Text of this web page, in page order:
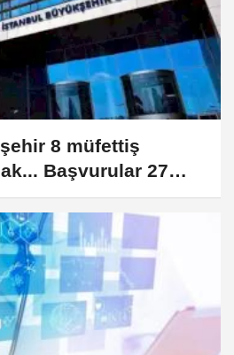
8 müfettiş
Başvurular 27